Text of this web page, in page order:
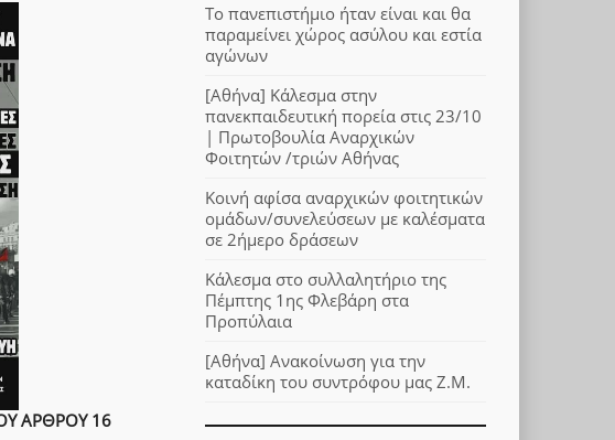
ΑΡΘΡΟΥ 16
Το πανεπιστήμιο ήταν είναι και θα
παραμείνει χώρος ασύλου και εστία
αγώνων
[Αθήνα] Κάλεσμα στην
πανεκπαιδευτική πορεία στις 23/10
| Πρωτοβουλία Αναρχικών
Φοιτητών /τριών Αθήνας
Κοινή αφίσα αναρχικών φοιτητικών
ομάδων/συνελεύσεων με καλέσματα
σε 2ήμερο δράσεων
Κάλεσμα στο συλλαλητήριο της
Πέμπτης 1ης Φλεβάρη στα
Προπύλαια
[Αθήνα] Ανακοίνωση για την
καταδίκη του συντρόφου μας Ζ.Μ.